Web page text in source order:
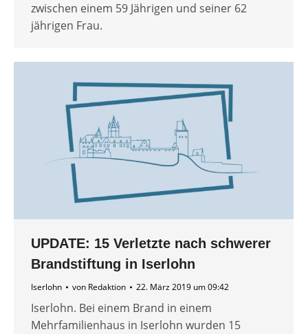
zwischen einem 59 Jährigen und seiner 62
jährigen Frau.
UPDATE: 15 Verletzte nach schwerer
Brandstiftung in Iserlohn
Iserlohn von Redaktion 22. März 2019 um 09:42
Iserlohn. Bei einem Brand in einem
Mehrfamilienhaus in Iserlohn wurden 15